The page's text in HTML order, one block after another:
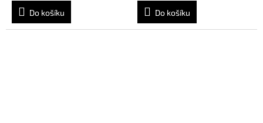
Do košíku Do košíku